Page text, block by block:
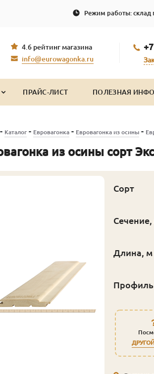
Режим работы: склад
4.6 рейтинг магазина
info@eurowagonka.ru
ПРАЙС-ЛИСТ ПОЛЕЗНАЯ
- Каталог- Евровагонка- Евровагонка из осины-
из осины сорт
Сорт
Длина, м
Профиль